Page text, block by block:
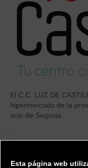
Esta página web
El C.C. LUZ DE
hipermercado de la
ocio de Segovia.